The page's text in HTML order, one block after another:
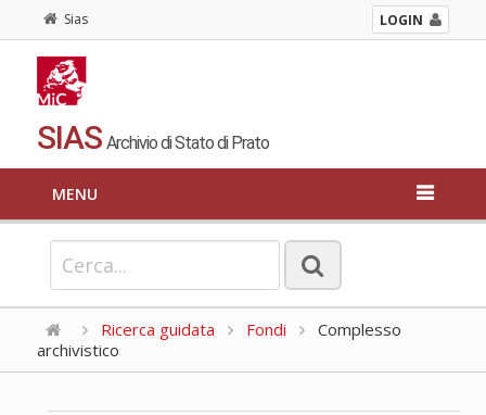
Sias LOGIN
SIAS Archivio di Stato di Prato
MENU
Ricerca guidata Fondi
Complesso
archivistico